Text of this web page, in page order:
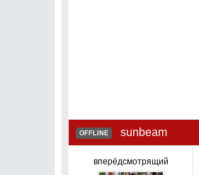
OFFLINE sunbeam
вперёдсмотрящий